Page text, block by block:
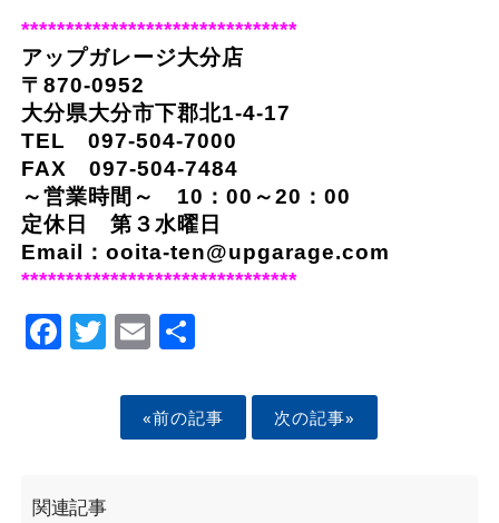
*******************************
アップガレージ大分店
〒870-0952
大分県大分市下郡北1-4-17
TEL 097-504-7000
FAX 097-504-7484
～営業時間～ 10：00～20：00
定休日 第３水曜日
Email： ooita-ten@upgarage.com
*******************************
Facebook
Twitter
EmailShare
«前の記事 次の記事»
関連記事